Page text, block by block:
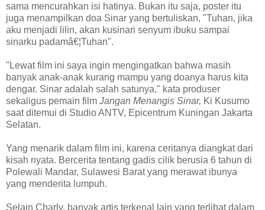
sama mencurahkan isi hatinya. Bukan itu saja, poster itu
juga menampilkan doa Sinar yang bertuliskan, "Tuhan, jika
aku menjadi lilin, akan kusinari senyum ibuku sampai
sinarku padamâ€¦Tuhan".
"Lewat film ini saya ingin mengingatkan bahwa masih
banyak anak-anak kurang mampu yang doanya harus kita
dengar. Sinar adalah salah satunya," kata produser
sekaligus pemain film Jangan Menangis Sinar, Ki Kusumo
saat ditemui di Studio ANTV, Epicentrum Kuningan Jakarta
Selatan.
Yang menarik dalam film ini, karena ceritanya diangkat dari
kisah nyata. Bercerita tentang gadis cilik berusia 6 tahun di
Polewali Mandar, Sulawesi Barat yang merawat ibunya
yang menderita lumpuh.
Selain Charly, banyak artis terkenal lain yang terlibat dalam